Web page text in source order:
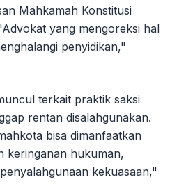
Mahkamah Konstitusi
yang mengoreksi hal
penyidikan,"
terkait praktik saksi
rentan disalahgunakan.
bisa dimanfaatkan
keringanan hukuman,
kekuasaan,"